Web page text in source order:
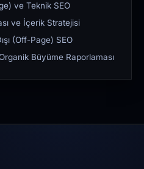
ve Teknik SEO
ve İçerik Stratejisi
(Off-Page) SEO
Büyüme Raporlaması